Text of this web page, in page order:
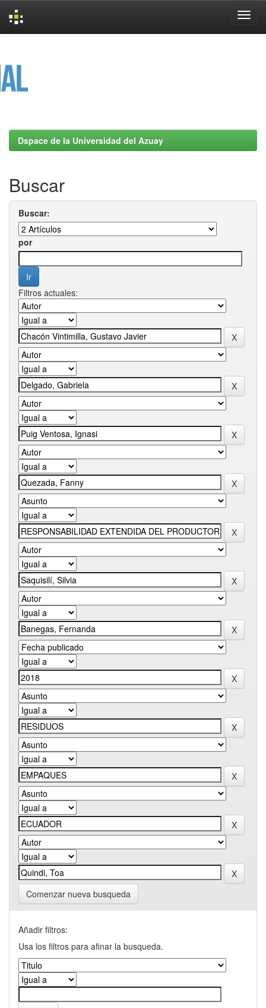
Dspace de la Universidad del Azuay
Buscar
Buscar:
por
Filtros actuales:
Comenzar nueva busqueda
Añadir filtros:
Usa los filtros para afinar la busqueda.